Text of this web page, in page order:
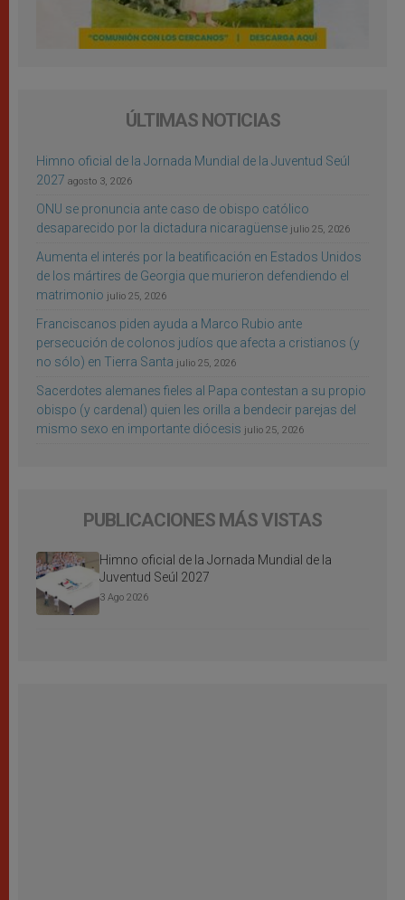
ÚLTIMAS NOTICIAS
Himno oficial de la Jornada Mundial de la Juventud Seúl
2027 agosto 3, 2026
ONU se pronuncia ante caso de obispo católico
desaparecido por la dictadura nicaragüense julio 25, 2026
Aumenta el interés por la beatificación en Estados Unidos
de los mártires de Georgia que murieron defendiendo el
matrimonio julio 25, 2026
Franciscanos piden ayuda a Marco Rubio ante
persecución de colonos judíos que afecta a cristianos (y
no sólo) en Tierra Santa julio 25, 2026
Sacerdotes alemanes fieles al Papa contestan a su propio
obispo (y cardenal) quien les orilla a bendecir parejas del
mismo sexo en importante diócesis julio 25, 2026
PUBLICACIONES MÁS VISTAS
Himno oficial de la Jornada Mundial de la
Juventud Seúl 2027
3 Ago 2026